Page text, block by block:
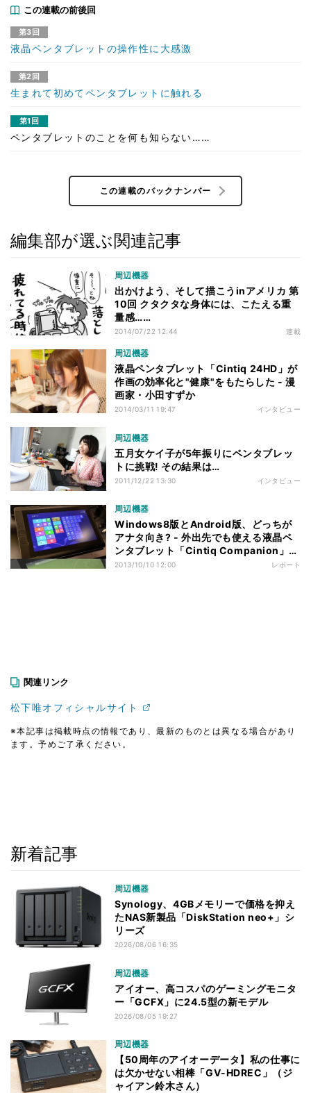
この連載の前後回
第3回
液晶ペンタブレットの操作性に大感激
第2回
生まれて初めてペンタブレットに触れる
第1回
ペンタブレットのことを何も知らない……
この連載のバックナンバー
編集部が選ぶ関連記事
周辺機器
出かけよう、そして描こうinアメリカ 第
10回 クタクタな身体には、こたえる重
量感……
2014/07/22 12:44 連載
周辺機器
液晶ペンタブレット「Cintiq 24HD」が
作画の効率化と"健康"をもたらした - 漫
画家・小田すずか
2014/03/11 19:47 インタビュー
周辺機器
五月女ケイ子が5年振りにペンタブレッ
トに挑戦! その結果は…
2011/12/22 13:30 インタビュー
周辺機器
Windows8版とAndroid版、どっちが
アナタ向き? - 外出先でも使える液晶ペ
ンタブレット「Cintiq Companion」2
機種の情報まとめ
2013/10/10 12:00 レポート
関連リンク
松下唯オフィシャルサイト
※本記事は掲載時点の情報であり、最新のものとは異なる場合があり
ます。予めご了承ください。
新着記事
周辺機器
Synology、4GBメモリーで価格を抑え
たNAS新製品「DiskStation neo+」シ
リーズ
2026/08/06 16:35
周辺機器
アイオー、高コスパのゲーミングモニタ
ー「GCFX」に24.5型の新モデル
2026/08/05 19:27
周辺機器
【50周年のアイオーデータ】私の仕事に
は欠かせない相棒「GV-HDREC」（ジ
ャイアン鈴木さん）